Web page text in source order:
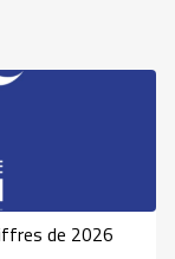
de 2026